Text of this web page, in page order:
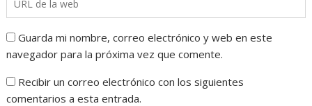
Guarda mi nombre, correo electrónico y web en este
navegador para la próxima vez que comente.
Recibir un correo electrónico con los siguientes
comentarios a esta entrada.